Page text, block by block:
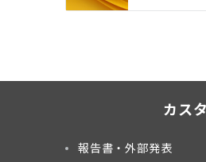
カス
報告書・外部発表